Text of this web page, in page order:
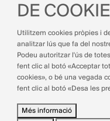
Avís legal
Política de
Política de
Política de
DE
Utilitzem cookies pròpies i
analitzar lús que fa del
Podeu autoritzar l'ús de
fent clic al botó «Acceptar
cookies», o bé una vegada
fent clic al botó «Desa les
Més informació